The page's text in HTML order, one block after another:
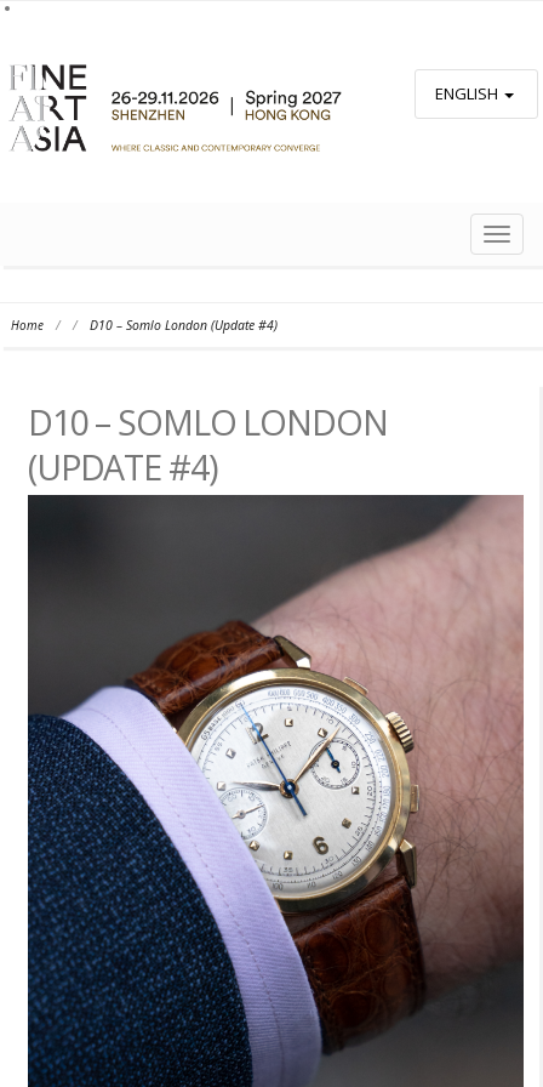
ENGLISH
Home / / D10 – Somlo London (Update #4)
D10 – SOMLO LONDON
(UPDATE #4)